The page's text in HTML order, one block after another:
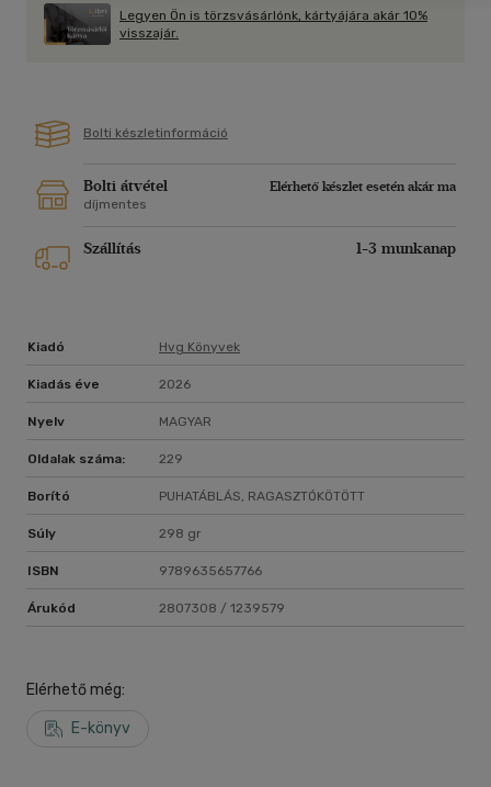
túlélőkönyv mindazoknak, akik nemcsak leülnének az
asztalhoz - hanem nyerni is szeretnének.
Legyen Ön is törzsvásárlónk, kártyájára akár 10%
visszajár.
Bolti készletinformáció
Bolti átvétel
Elérhető készlet esetén akár ma
díjmentes
Szállítás 1-3 munkanap
Kiadó Hvg Könyvek
Kiadás éve 2026
Nyelv MAGYAR
Oldalak száma: 229
Borító PUHATÁBLÁS, RAGASZTÓKÖTÖTT
Súly 298 gr
ISBN 9789635657766
Árukód 2807308 / 1239579
Elérhető még:
E-könyv